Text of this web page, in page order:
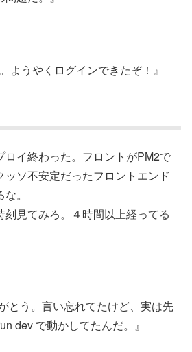
ようやくログインできたぞ！』
ロイ終わった。フロントがPM2で
ソ不安定だったフロントエンド
。
刻見てみろ。４時間以上経ってる
とう。言い忘れてたけど、実は先
dev で動かしてたんだ。』